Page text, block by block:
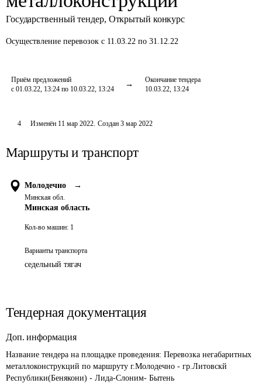
Государственный тендер, Открытый конкурс
Осуществление перевозок с 11.03.22 по 31.12.22
Приём предложений
с 01.03.22, 13:24 по 10.03.22, 13:24
Окончание тендера
10.03.22, 13:24
4 Изменён 11 мар 2022. Создан 3 мар 2022
Маршруты и транспорт
Молодечно →
Минская обл.
Минская область
Кол-во машин: 1
Варианты транспорта
седельный тягач
Тендерная документация
Доп. информация
Название тендера на площадке проведения: Перевозка негабаритных
металлоконструкций по маршруту г.Молодечно - гр.Литовскй
Республики(Бенякони) - Лида-Слоним- Бытень